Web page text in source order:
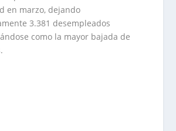
en marzo, dejando
3.381 desempleados
como la mayor bajada de